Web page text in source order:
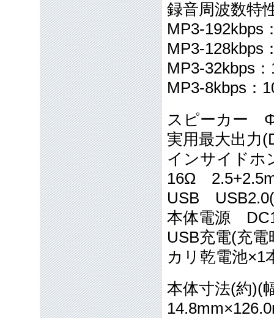
録音周波数特
MP3-192kbps
MP3-128kbps
MP3-32kbps
MP3-8kbps：
スピーカー
実用最大出力
インサイド
16Ω
USB
本体電源
USB充電(充
カリ乾電池×1
本体寸法(約